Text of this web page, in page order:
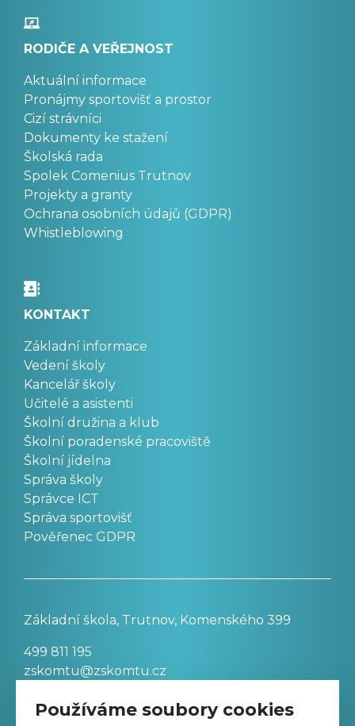
RODIČE A VEŘEJNOST
Aktuální informace
Pronájmy sportovišť a prostor
Cizí strávníci
Dokumenty ke stažení
Školská rada
Spolek Comenius Trutnov
Projekty a granty
Ochrana osobních údajů (GDPR)
Whistleblowing
KONTAKT
Základní informace
Vedení školy
Kancelář školy
Učitelé a asistenti
Školní družina a klub
Školní poradenské pracoviště
Školní jídelna
Správa školy
Správce ICT
Správa sportovišť
Pověřenec GDPR
Základní škola, Trutnov, Komenského 399
499 811 195
zskomtu@zskomtu.cz
Používáme soubory cookies